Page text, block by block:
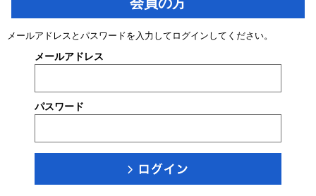
メールアドレスとパスワードを入力してログインしてください。
メールアドレス
パスワード